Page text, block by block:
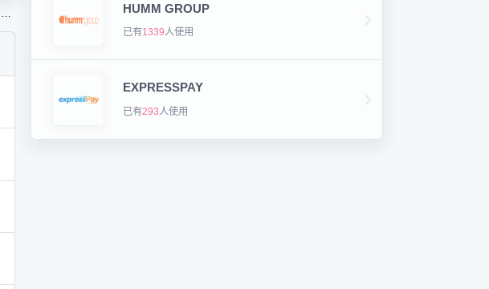
HUMM GROUP
已有1339人使用
EXPRESSPAY
已有293 人使用